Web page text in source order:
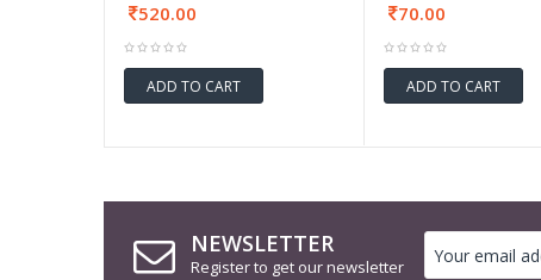
520.00
ADD TO CART
70.00
ADD TO CART
NEWSLETTER
Register to get our newsletter